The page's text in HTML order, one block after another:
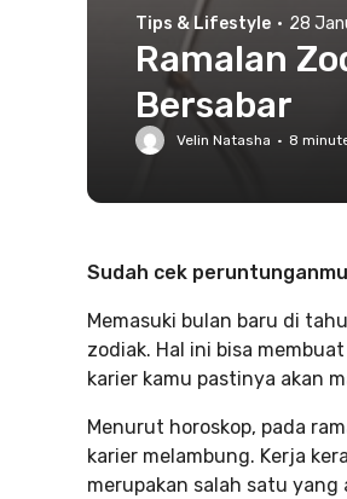
Tips & Lifestyle · 28
Ramalan
Bersabar
Velin Natasha · 8
Sudah cek
Memasuki bulan baru di
zodiak. Hal ini bisa
karier kamu pastinya akan
Menurut horoskop, pada
karier melambung. Kerja
merupakan salah satu yang